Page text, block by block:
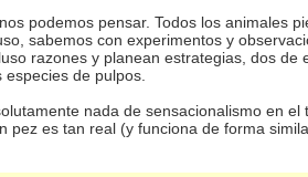
podemos pensar. Todos los animales
sabemos con experimentos y
razones y planean estrategias, dos de
de pulpos.
nada de sensacionalismo en el
pez es tan real (y funciona de forma